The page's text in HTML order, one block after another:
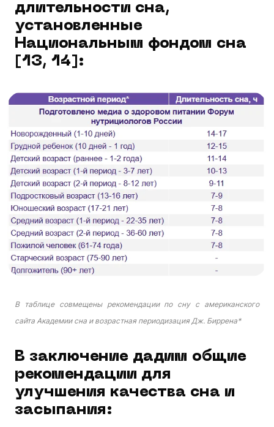
длительности сна,
установленные
Национальным фондом сна
[13, 14]:
В таблице совмещены рекомендации по сну с американского
сайта Академии сна и возрастная периодизация Дж. Биррена*
В заключение дадим общие
рекомендации для
улучшения качества сна и
засыпания: